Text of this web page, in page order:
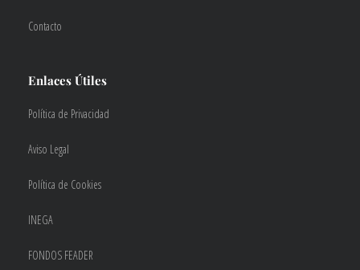
Contacto
Enlaces Útiles
Política de Privacidad
Aviso Legal
Política de Cookies
INEGA
FONDOS FEADER